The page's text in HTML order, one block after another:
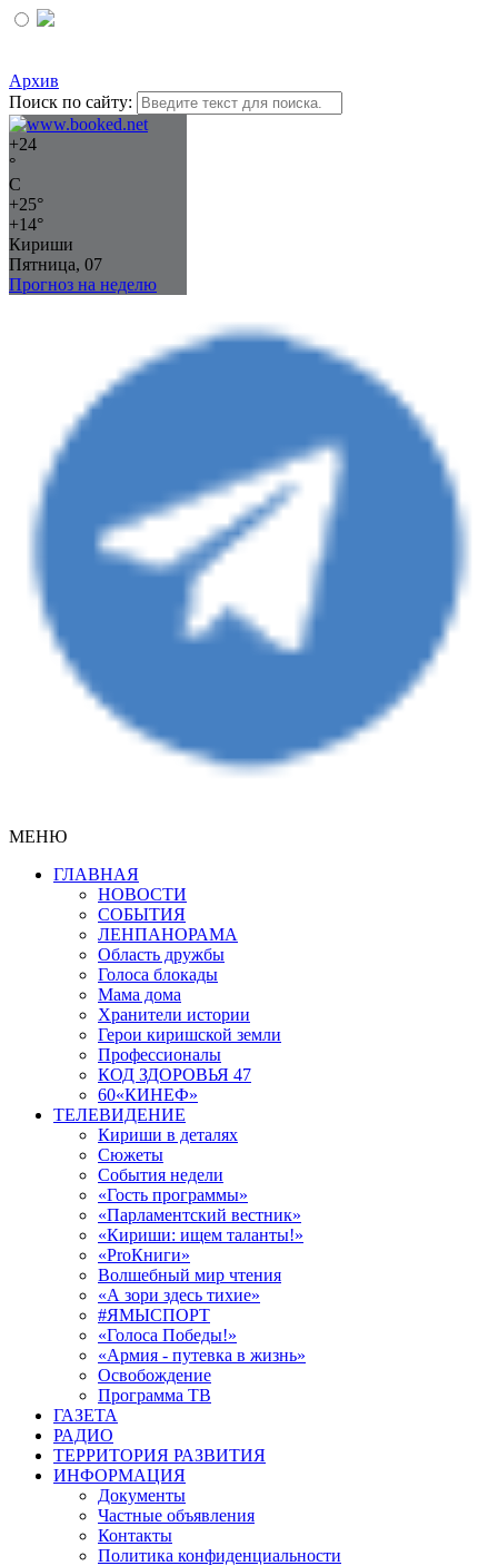
Архив
Поиск по сайту:
+24
°
C
+25°
+14°
Кириши
Пятница, 07
Прогноз на неделю
МЕНЮ
ГЛАВНАЯ
НОВОСТИ
СОБЫТИЯ
ЛЕНПАНОРАМА
Область дружбы
Голоса блокады
Мама дома
Хранители истории
Герои киришской земли
Профессионалы
КОД ЗДОРОВЬЯ 47
60«КИНЕФ»
ТЕЛЕВИДЕНИЕ
Кириши в деталях
Сюжеты
События недели
«Гость программы»
«Парламентский вестник»
«Кириши: ищем таланты!»
«ProКниги»
Волшебный мир чтения
«А зори здесь тихие»
#ЯМЫСПОРТ
«Голоса Победы!»
«Армия - путевка в жизнь»
Освобождение
Программа ТВ
ГАЗЕТА
РАДИО
ТЕРРИТОРИЯ РАЗВИТИЯ
ИНФОРМАЦИЯ
Документы
Частные объявления
Контакты
Политика конфиденциальности